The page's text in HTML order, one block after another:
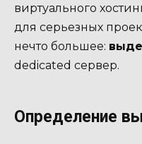
виртуального
для серьезных
нечто большее:
dedicated сервер.
Определение